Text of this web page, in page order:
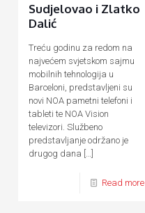
Sudjelovao i Zlatko
Dalić
Treću godinu za redom na
najvećem svjetskom sajmu
mobilnih tehnologija u
Barceloni, predstavljeni su
novi NOA pametni telefoni i
tableti te NOA Vision
televizori. Službeno
predstavljanje održano je
drugog dana […]
Read more